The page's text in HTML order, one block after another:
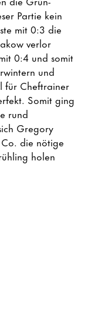
Partie kein
mit 0:3 die
verlor
0:4 und somit
und
für Cheftrainer
Somit ging
rund
Gregory
die nötige
holen